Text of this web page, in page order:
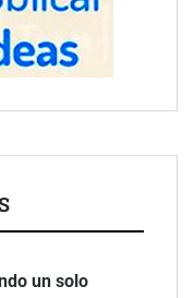
un solo